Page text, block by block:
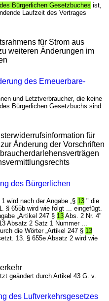
Bürgerlichen Gesetzbuches ist,
Laufzeit des Vertrages
für Strom aus
weiteren Änderungen im
des Erneuerbare-
und Letztverbraucher, die keine
des Bürgerlichen Gesetzbuchs sind
für
Änderung der Vorschriften
des Bürgerlichen
wird nach der Angabe „§ 13 " die
§ 655b wird wie folgt ... eingefügt.
„Artikel 247 § 13 Abs. 2 Nr. 4"
Absatz 2 Satz 1 Nummer ...
die Wörter „Artikel 247 § 13
13. § 655e Absatz 2 wird wie
geändert durch Artikel 43 G. v.
des Luftverkehrsgesetzes